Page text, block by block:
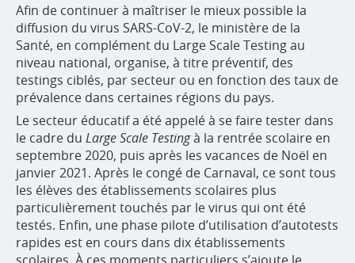
Afin de continuer à maîtriser le mieux possible la
diffusion du virus SARS-CoV-2, le ministère de la
Santé, en complément du Large Scale Testing au
niveau national, organise, à titre préventif, des
testings ciblés, par secteur ou en fonction des taux de
prévalence dans certaines régions du pays.
Le secteur éducatif a été appelé à se faire tester dans
le cadre du Large Scale Testingà la rentrée scolaire en
septembre 2020, puis après les vacances de Noël en
janvier 2021. Après le congé de Carnaval, ce sont tous
les élèves des établissements scolaires plus
particulièrement touchés par le virus qui ont été
testés. Enfin, une phase pilote d’utilisation d’autotests
rapides est en cours dans dix établissements